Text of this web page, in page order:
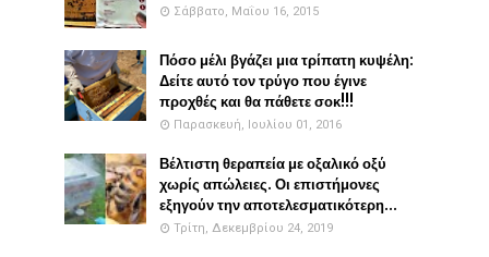
Σάββατο, Μαΐου 16, 2015
Πόσο μέλι βγάζει μια τρίπατη κυψέλη:
Δείτε αυτό τον τρύγο που έγινε
προχθές και θα πάθετε σοκ!!!
Παρασκευή, Ιουλίου 01, 2016
Βέλτιστη θεραπεία με οξαλικό οξύ
χωρίς απώλειες. Οι επιστήμονες
εξηγούν την αποτελεσματικότερη...
Τρίτη, Δεκεμβρίου 24, 2019